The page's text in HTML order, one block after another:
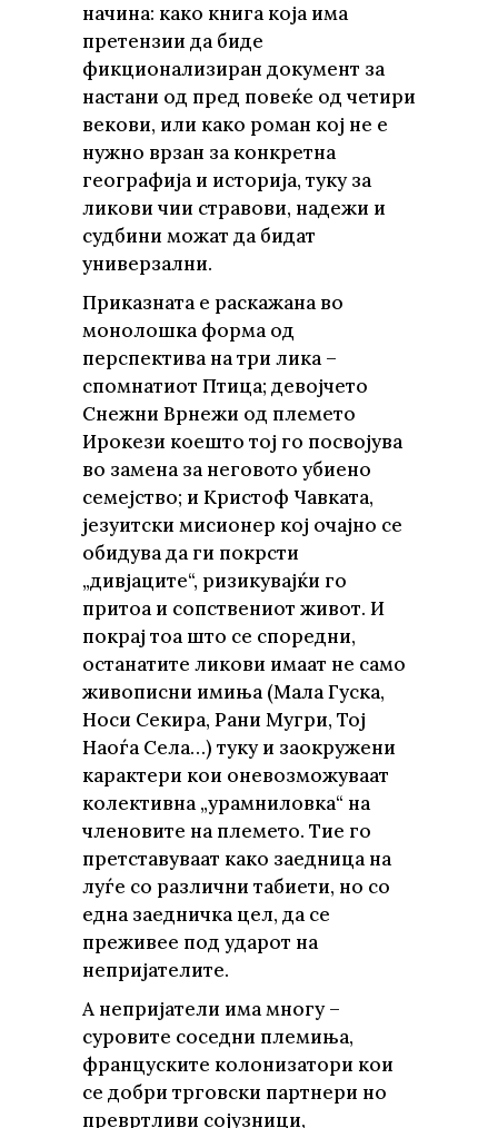
начина: како книга која има
претензии да биде
фикционализиран документ за
настани од пред повеќе од четири
векови, или како роман кој не е
нужно врзан за конкретна
географија и историја, туку за
ликови чии стравови, надежи и
судбини можат да бидат
универзални.
Приказната е раскажана во
монолошка форма од
перспектива на три лика –
спомнатиот Птица; девојчето
Снежни Врнежи од племето
Ирокези коешто тој го посвојува
во замена за неговото убиено
семејство; и Кристоф Чавката,
језуитски мисионер кој очајно се
обидува да ги покрсти
„дивјаците“, ризикувајќи го
притоа и сопствениот живот. И
покрај тоа што се споредни,
останатите ликови имаат не само
живописни имиња (Мала Гуска,
Носи Секира, Рани Мугри, Тој
Наоѓа Села…) туку и заокружени
карактери кои оневозможуваат
колективна „урамниловка“ на
членовите на племето. Тие го
претставуваат како заедница на
луѓе со различни табиети, но со
една заедничка цел, да се
преживее под ударот на
непријателите.
А непријатели има многу –
суровите соседни племиња,
француските колонизатори кои
се добри трговски партнери но
превртливи сојузници,